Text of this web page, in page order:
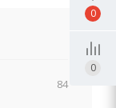
84
0
0